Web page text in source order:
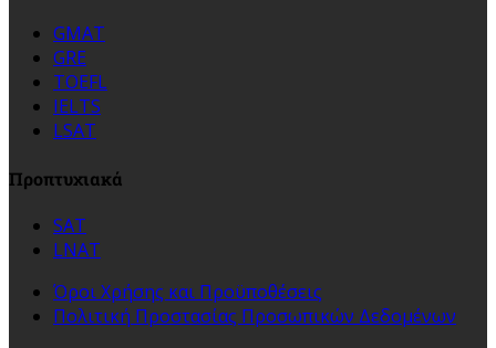
GMAT
GRE
TOEFL
IELTS
LSAT
Προπτυχιακά
SAT
LNAT
Όροι Χρήσης και Προϋποθέσεις
Πολιτική Προστασίας Προσωπικών Δεδομένων